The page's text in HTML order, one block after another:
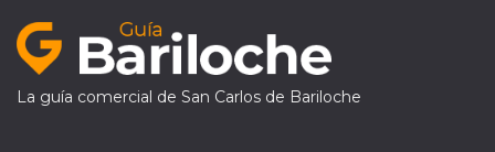
La guía comercial de San Carlos de Bariloche